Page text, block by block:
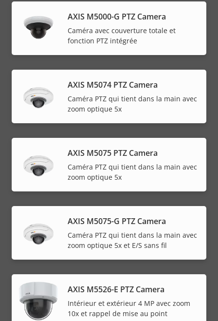
AXIS M5000-G PTZ Camera
Caméra avec couverture totale et
fonction PTZ intégrée
AXIS M5074 PTZ Camera
Caméra PTZ qui tient dans la main avec
zoom optique 5x
AXIS M5075 PTZ Camera
Caméra PTZ qui tient dans la main avec
zoom optique 5x
AXIS M5075-G PTZ Camera
Caméra PTZ qui tient dans la main avec
zoom optique 5x et E/S sans fil
AXIS M5526-E PTZ Camera
Intérieur et extérieur 4 MP avec zoom
10x et rappel de mise au point